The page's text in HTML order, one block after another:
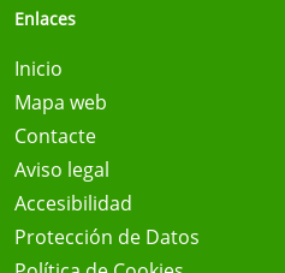
Enlaces
Inicio
Mapa web
Contacte
Aviso legal
Accesibilidad
Protección de Datos